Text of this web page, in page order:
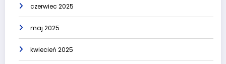
czerwiec 2025
maj 2025
kwiecień 2025